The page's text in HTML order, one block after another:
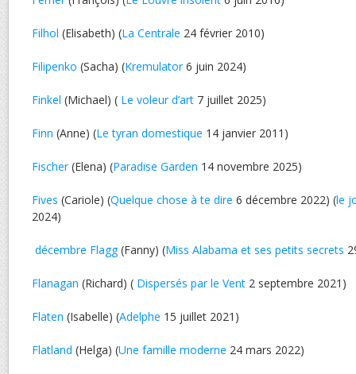
Filhol (Elisabeth) (La Centrale 24 février 2010)
Filipenko (Sacha) (Kremulator6 juin 2024)
Finkel (Michael) ( Le voleur d’art 7 juillet 2025)
Finn (Anne) (Le tyran domestique 14 janvier 2011)
Fischer(Elena) (Paradise Garden 14 novembre 2025)
Fives (Cariole) (Quelque chose à te dire 6 décembre 2022) (le
2024)
décembre Flagg(Fanny) (Miss Alabama et ses petits secrets
Flanagan (Richard) ( Dispersés par le Vent 2 septembre 2021)
Flaten (Isabelle) (Adelphe 15 juillet 2021)
Flatland (Helga) (Une famille moderne 24 mars 2022)